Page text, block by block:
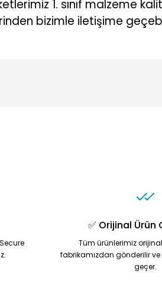
1. sınıf malzeme
bizimle iletişime
✅ Orijinal Ürün
Tüm ürünlerimiz
fabrikamızdan gönderilir
geçer.